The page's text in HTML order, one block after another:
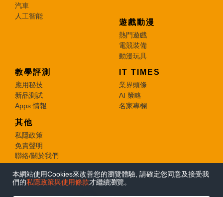
本網站使用Cookies來改善您的瀏覽體驗, 請確定您同意及接受我
們的私隱政策與使用條款才繼續瀏覽。
汽車
人工智能
遊戲動漫
熱門遊戲
電競裝備
動漫玩具
教學評測
應用秘技
新品測試
Apps 情報
IT TIMES
業界頭條
AI 策略
名家專欄
其他
私隱政策
免責聲明
聯絡/關於我們
© 2026 e-zone. All Rights Reserved.